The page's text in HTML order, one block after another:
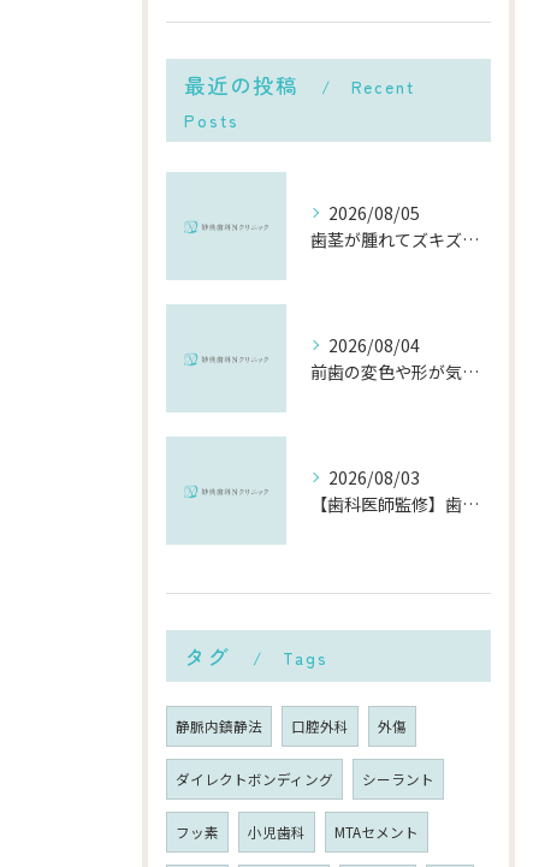
最近の投稿
Recent
Posts
2026/08/05
歯茎が腫れてズキズキ痛む時の応急処置と、早めに受診すべき理由
2026/08/04
前歯の変色や形が気になる…削らずにきれいに整える「ダイレクトボンディング」とは？
2026/08/03
【歯科医師監修】歯磨きで歯茎や歯が痛い5つの原因と治療法｜何科・いつ病院へ行くべき？
タグ Tags
静脈内鎮静法 口腔外科 外傷
ダイレクトボンディング シーラント
フッ素 小児歯科 MTAセメント